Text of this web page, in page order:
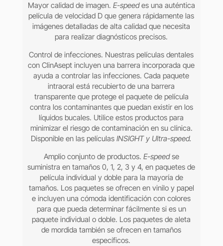
Mayor calidad de imagen. E-speedes una auténtica
película de velocidad D que genera rápidamente las
imágenes detalladas de alta calidad que necesita
para realizar diagnósticos precisos.
Control de infecciones. Nuestras películas dentales
con ClinAsept incluyen una barrera incorporada que
ayuda a controlar las infecciones. Cada paquete
intraoral está recubierto de una barrera
transparente que protege el paquete de película
contra los contaminantes que puedan existir en los
líquidos bucales. Utilice estos productos para
minimizar el riesgo de contaminación en su clínica.
Disponible en las películas INSIGHT y Ultra-speed.
Amplio conjunto de productos. E-speedse
suministra en tamaños 0, 1, 2, 3 y 4, en paquetes de
película individual y doble para la mayoría de
tamaños. Los paquetes se ofrecen en vinilo y papel
e incluyen una cómoda identificación con colores
para que pueda determinar fácilmente si es un
paquete individual o doble. Los paquetes de aleta
de mordida también se ofrecen en tamaños
específicos.